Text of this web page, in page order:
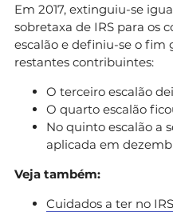
Em 2017, extinguiu-se
sobretaxa de IRS para os
escalão e definiu-se o fim
restantes contribuintes:
O terceiro escalão
O quarto escalão
No quinto escalão a
aplicada em
Veja também:
Cuidados a ter no